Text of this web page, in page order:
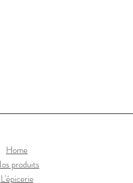
Home
produits
L'épicerie